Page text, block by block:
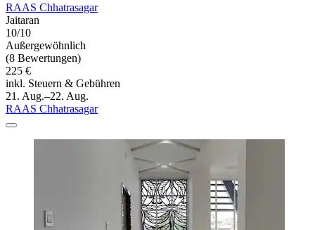
RAAS Chhatrasagar
Jaitaran
10/10
Außergewöhnlich
(8 Bewertungen)
225 €
inkl. Steuern & Gebühren
21. Aug.–22. Aug.
RAAS Chhatrasagar